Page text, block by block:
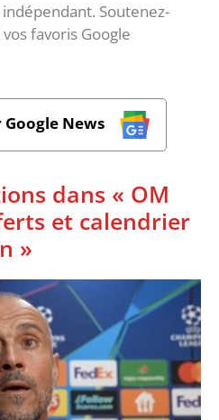
Soutenez-
favoris Google
Google News
dans « OM
et calendrier
»